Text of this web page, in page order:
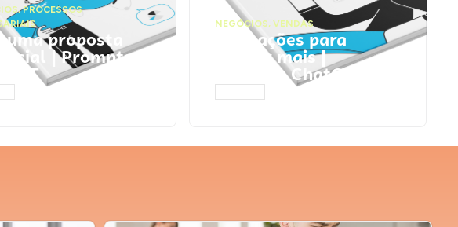
,PROCESSOS
uma proposta
| Prompts
NEGÓCIOS, VENDAS
Faça ações para
vender mais |
Prompts ChatGPT